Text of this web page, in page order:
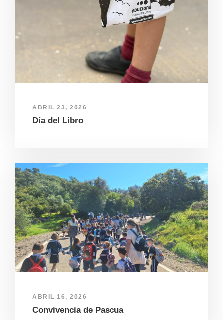
ABRIL 23, 2026
Día del Libro
ABRIL 16, 2026
Convivencia de Pascua